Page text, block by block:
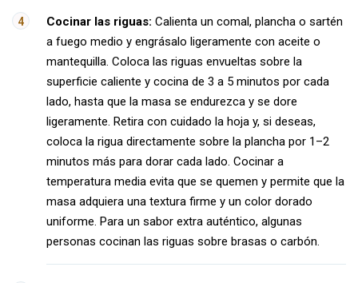
Cocinar las riguas: Calienta un comal, plancha o sartén
a fuego medio y engrásalo ligeramente con aceite o
mantequilla. Coloca las riguas envueltas sobre la
superficie caliente y cocina de 3 a 5 minutos por cada
lado, hasta que la masa se endurezca y se dore
ligeramente. Retira con cuidado la hoja y, si deseas,
coloca la rigua directamente sobre la plancha por 1–2
minutos más para dorar cada lado. Cocinar a
temperatura media evita que se quemen y permite que la
masa adquiera una textura firme y un color dorado
uniforme. Para un sabor extra auténtico, algunas
personas cocinan las riguas sobre brasas o carbón.